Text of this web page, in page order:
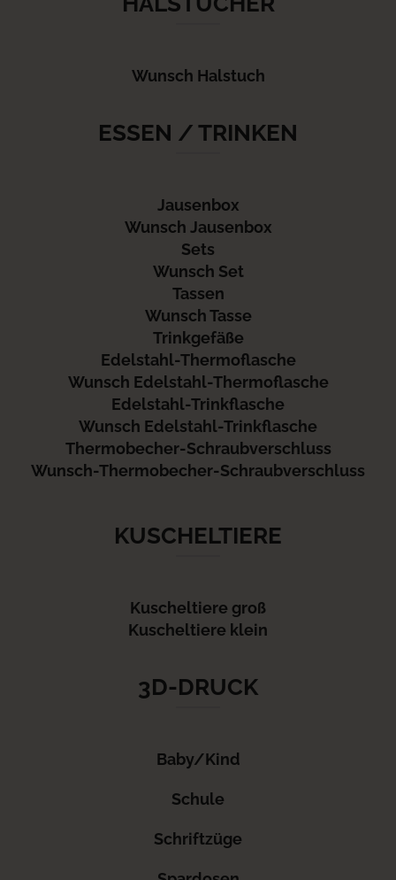
Wunsch Halstuch
ESSEN / TRINKEN
Jausenbox
Wunsch Jausenbox
Sets
Wunsch Set
Tassen
Wunsch Tasse
Trinkgefäße
Edelstahl-Thermoflasche
Wunsch Edelstahl-Thermoflasche
Edelstahl-Trinkflasche
Wunsch Edelstahl-Trinkflasche
Thermobecher-Schraubverschluss
Wunsch-Thermobecher-Schraubverschluss
KUSCHELTIERE
Kuscheltiere groß
Kuscheltiere klein
3D-DRUCK
Baby/Kind
Schule
Schriftzüge